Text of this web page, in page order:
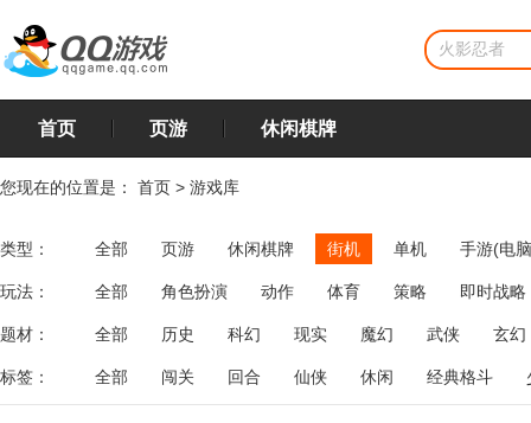
首页 页游 休闲棋牌
您现在的位置是： 首页 > 游戏库
类型： 全部 页游 休闲棋牌 街机 单机 手游(电
玩法： 全部 角色扮演 动作 体育 策略
即时战略
飞行
恋爱 第三人称射击 棋类 牌类 麻将
题材： 全部 历史 科幻 现实 魔幻 武侠 玄幻
标签： 全部 闯关 回合 仙侠 休闲 经典格斗